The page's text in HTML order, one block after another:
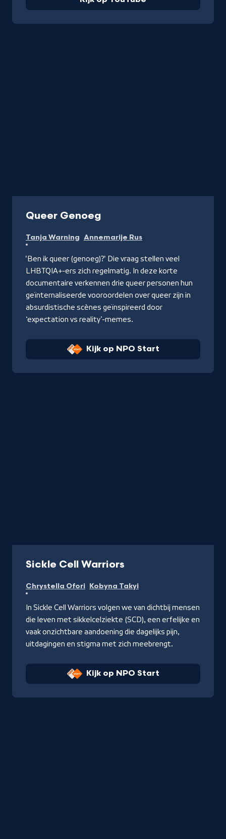
Queer Genoeg-
op
NPO
Start
Tanja Warning Annemarije Rus
'Ben ik queer (genoeg)?' Die vraag stellen veel
LHBTQIA+-ers zich regelmatig. In deze korte
documentaire verkennen drie queer personen hun
geïnternaliseerde vooroordelen over queer zijn in
absurdistische scènes geïnspireerd door
‘expectation vs reality’-memes.
Kijk op NPO Start
Sickle Cell Warriors
op
Start
Chrystella Ofori Kobyna Takyi
In Sickle Cell Warriors volgen we van dichtbij mensen
die leven met sikkelcelziekte (SCD), een erfelijke en
vaak onzichtbare aandoening die dagelijks pijn,
uitdagingen en stigma met zich meebrengt.
Kijk op NPO Start